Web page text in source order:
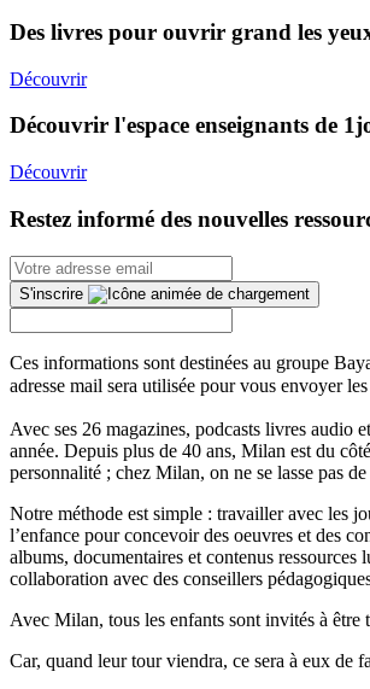
Des livres pour ouvrir grand les
Découvrir
Découvrir l'espace enseignants de
Découvrir
Restez informé des nouvelles
S'inscrire
Ces informations sont destinées au groupe
adresse mail sera utilisée pour vous envoyer
Avec ses 26 magazines, podcasts livres audio
année. Depuis plus de 40 ans, Milan est du
personnalité ; chez Milan, on ne se lasse pas
Notre méthode est simple : travailler avec les
l’enfance pour concevoir des oeuvres et des
albums, documentaires et contenus
collaboration avec des conseillers
Avec Milan, tous les enfants sont invités à être
Car, quand leur tour viendra, ce sera à eux de